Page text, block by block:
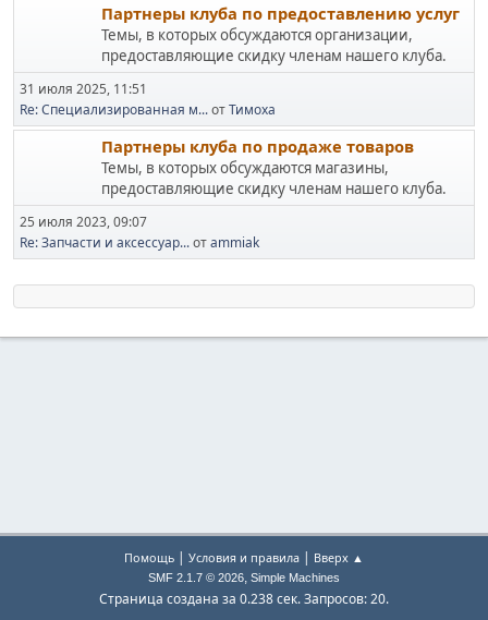
Партнеры клуба по предоставлению услуг
Темы, в которых обсуждаются организации,
предоставляющие скидку членам нашего клуба.
31 июля 2025, 11:51
Re: Специализированная м...отТимоха
Партнеры клуба по продаже товаров
Темы, в которых обсуждаются магазины,
предоставляющие скидку членам нашего клуба.
25 июля 2023, 09:07
Re: Запчасти и аксессуар...отammiak
Помощь | Условия и правила | Вверх ▲
SMF 2.1.7 © 2026, Simple Machines
Страница создана за 0.238 сек. Запросов: 20.